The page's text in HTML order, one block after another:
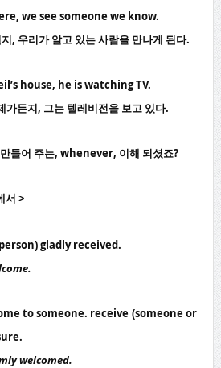
we see someone we know.
, 우리가 알고 있는 사람을 만나게 된다.
house, he is watching TV.
가든지, 그는 텔레비전을 보고 있다.
들어 주는, whenever, 이해 되셨죠?
서 >
gladly received.
to someone. receive (someone or
welcomed.